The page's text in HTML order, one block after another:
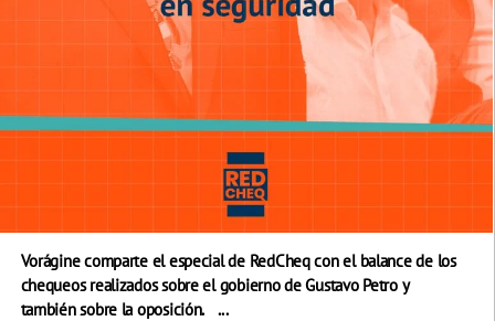
Vorágine comparte el especial de RedCheq con el balance de los
chequeos realizados sobre el gobierno de Gustavo Petro y
también sobre la oposición. ...